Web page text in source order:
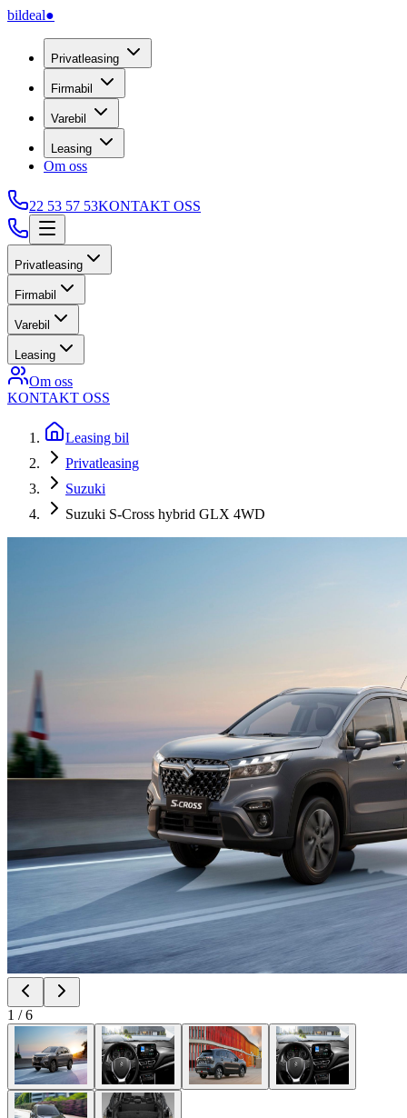
bildeal●
Privatleasing
Firmabil
Varebil
Leasing
Om oss
22 53 57 53KONTAKT OSS
Privatleasing
Firmabil
Varebil
Leasing
Om oss
KONTAKT OSS
Leasing bil
Privatleasing
Suzuki
Suzuki S-Cross hybrid GLX 4WD
1 /6